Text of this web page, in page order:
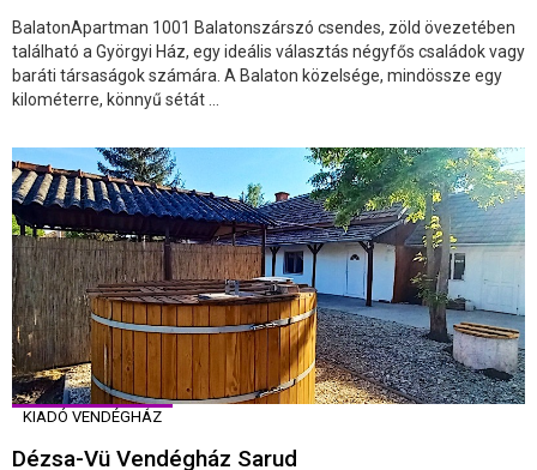
BalatonApartman 1001 Balatonszárszó csendes, zöld övezetében
található a Györgyi Ház, egy ideális választás négyfős családok vagy
baráti társaságok számára. A Balaton közelsége, mindössze egy
kilométerre, könnyű sétát ...
KIADÓ VENDÉGHÁZ
Dézsa-Vü Vendégház Sarud